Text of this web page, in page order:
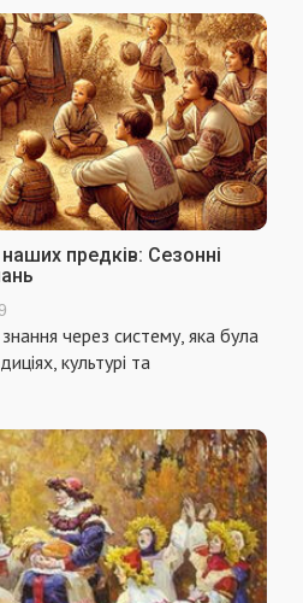
предків: Сезонні
через систему, яка була
культурі та